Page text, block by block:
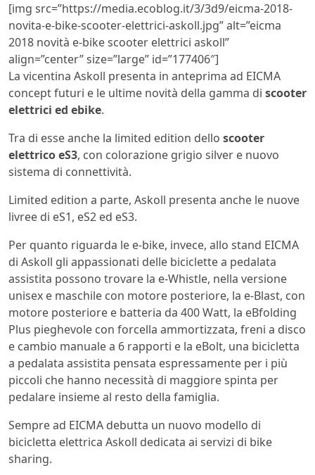
[img src=”https://media.ecoblog.it/3/3d9/eicma-2018-
novita-e-bike-scooter-elettrici-askoll.jpg” alt=”eicma
2018 novità e-bike scooter elettrici askoll”
align=”center” size=”large” id=”177406″]
La vicentina Askoll presenta in anteprima ad EICMA
concept futuri e le ultime novità della gamma di scooter
elettrici ed ebike.
Tra di esse anche la limited edition dello scooter
elettrico eS3, con colorazione grigio silver e nuovo
sistema di connettività.
Limited edition a parte, Askoll presenta anche le nuove
livree di eS1, eS2 ed eS3.
Per quanto riguarda le e-bike, invece, allo stand EICMA
di Askoll gli appassionati delle biciclette a pedalata
assistita possono trovare la e-Whistle, nella versione
unisex e maschile con motore posteriore, la e-Blast, con
motore posteriore e batteria da 400 Watt, la eBfolding
Plus pieghevole con forcella ammortizzata, freni a disco
e cambio manuale a 6 rapporti e la eBolt, una bicicletta
a pedalata assistita pensata espressamente per i più
piccoli che hanno necessità di maggiore spinta per
pedalare insieme al resto della famiglia.
Sempre ad EICMA debutta un nuovo modello di
bicicletta elettrica Askoll dedicata ai servizi di bike
sharing.